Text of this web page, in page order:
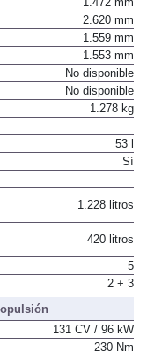
2.620 mm
1.559 mm
1.553 mm
No disponible
No disponible
1.278 kg
53 l
Sí
1.228 litros
420 litros
5
2 + 3
131 CV / 96 kW
230 Nm